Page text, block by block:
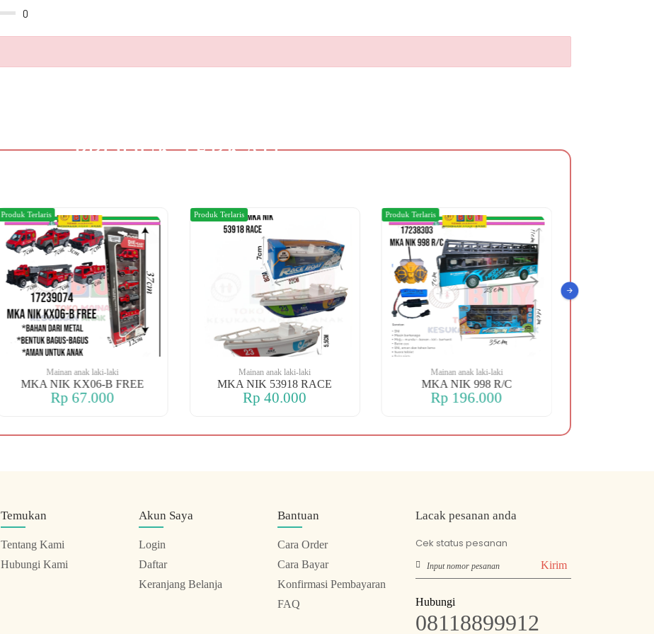
0
PRODUK TERKAIT
Mainan anak laki-laki
MKA NIK KX06-B FREE
Rp 67.000
Produk Terlaris
Mainan anak laki-laki
MKA NIK 53918 RACE
Rp 40.000
Produk Terlaris
Mainan anak laki-laki
MKA NIK 998 R/C
Rp 196.000
Produk Terlaris
Temukan
Tentang Kami
Hubungi Kami
Akun Saya
Login
Daftar
Keranjang Belanja
Bantuan
Cara Order
Cara Bayar
Konfirmasi Pembayaran
FAQ
Lacak pesanan anda
Cek status pesanan
Kirim
Hubungi
08118899912